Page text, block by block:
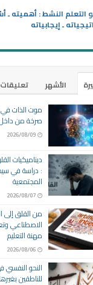
التعلم النشط : أهميته ـ
ـ إيجابياته
الأشهر تعليقات
موت الذات في
صرخة من
2026/08/09
ديناميكيات
: دراسة في
المجتمعية
2026/08/07
من القلق إلى
الاصطناعي
مهنة التعليم
2026/08/06
النحو النفسي
للناطقين